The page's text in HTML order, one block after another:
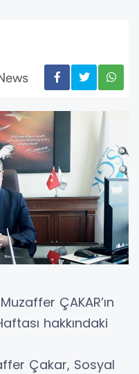
ÇAKAR’ın
hakkındaki
Çakar, Sosyal